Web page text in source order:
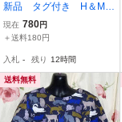
新品 タグ付き H＆M
トップス 半袖 ヒョウ
柄 シルク混 黒×グレー
フレンチスリーブ プル
オーバー 軽量
現在 780円
＋送料180円
入札 - 残り 12時間
送料無料